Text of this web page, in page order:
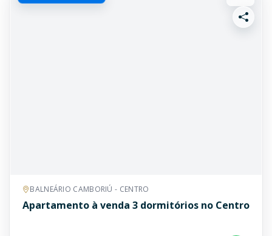
BALNEÁRIO CAMBORIÚ - CENTRO
Apartamento à venda 3 dormitórios no Centro